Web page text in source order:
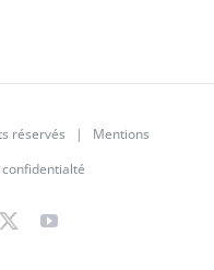
réservés | Mentions
X YouTube